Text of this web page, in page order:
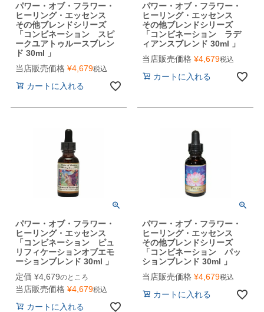
パワー・オブ・フラワー・
ヒーリング・エッセンス
その他ブレンドシリーズ
「コンビネーション スピ
ークユアトゥルースブレン
ド 30ml 」
当店販売価格 ¥4,679税込
カートに入れる
パワー・オブ・フラワー・
ヒーリング・エッセンス
その他ブレンドシリーズ
「コンビネーション ラデ
ィアンスブレンド 30ml 」
当店販売価格 ¥4,679税込
カートに入れる
パワー・オブ・フラワー・
ヒーリング・エッセンス
「コンビネーション ピュ
リフィケーションオブエモ
ーションブレンド 30ml 」
定価 ¥4,679のところ
当店販売価格 ¥4,679税込
カートに入れる
パワー・オブ・フラワー・
ヒーリング・エッセンス
その他ブレンドシリーズ
「コンビネーション パッ
ションブレンド 30ml 」
当店販売価格 ¥4,679税込
カートに入れる